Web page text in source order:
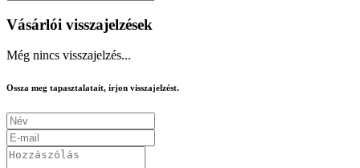
Vásárlói visszajelzések
Még nincs visszajelzés...
Ossza meg tapasztalatait, írjon visszajelzést.